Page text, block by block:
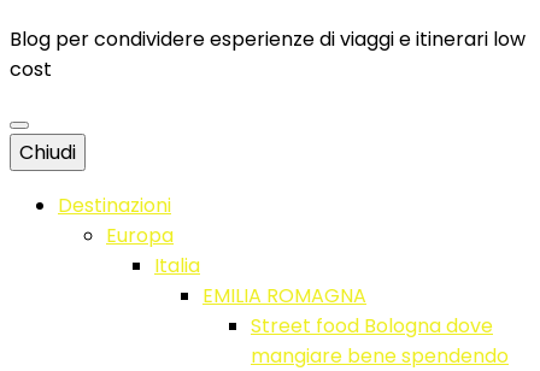
Blog per condividere esperienze di viaggi e itinerari low
cost
Chiudi
Destinazioni
Europa
Italia
EMILIA ROMAGNA
Street food Bologna dove
mangiare bene spendendo